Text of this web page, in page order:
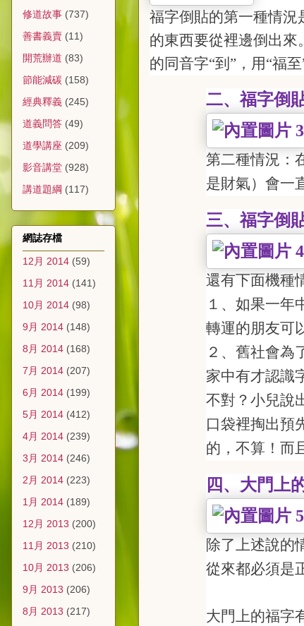
福字倒貼的第一種情況
的東西要從裡邊倒出來。
的同音字“到”，用“福至
二、福字倒
第二種情況：
是財氣）會一
三、福字倒
還有下面機種
１、如果一年
轉運的朋友可
２、舊社會為
家中有才認識
不對？小兒說
口袋裡掏出預
的，不算！而
四、大門上
除了上述說的
從來都必須是
大門上的福字
修道故事 (737)
善書義賣 (11)
開荒辦道 (83)
節能減碳 (158)
經典釋義 (245)
道義問答 (49)
道學講座 (209)
影音講堂 (928)
講道題綱 (117)
網誌存檔
12月 2014 (59)
11月 2014 (141)
10月 2014 (98)
9月 2014 (148)
8月 2014 (168)
7月 2014 (207)
6月 2014 (199)
5月 2014 (412)
4月 2014 (239)
3月 2014 (246)
2月 2014 (223)
1月 2014 (189)
12月 2013 (200)
11月 2013 (210)
10月 2013 (206)
9月 2013 (206)
8月 2013 (217)